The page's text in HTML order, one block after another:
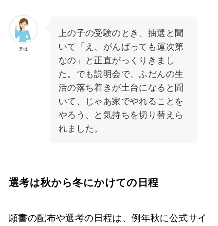
まほ
上の子の受験のとき、抽選と聞
いて「え、がんばっても運次第
なの」と正直がっくりきまし
た。でも説明会で、ふだんの生
活の落ち着きが土台になると聞
いて、じゃあ家でやれることを
やろう、と気持ちを切り替えら
れました。
選考は秋から冬にかけての日程
願書の配布や選考の日程は、例年秋に公式サイ